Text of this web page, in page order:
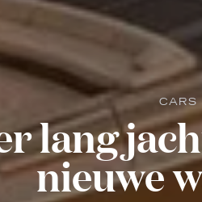
CARS
lang
nieuwe